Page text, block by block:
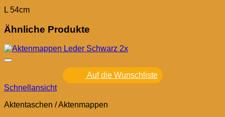
L 54cm
Ähnliche Produkte
Auf die Wunschliste
Schnellansicht
Aktentaschen / Aktenmappen